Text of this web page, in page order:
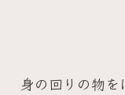
身の回りの物